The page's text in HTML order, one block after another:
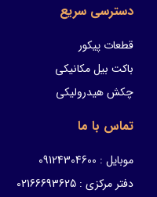
دسترسی سریع
قطعات پیکور
باکت بیل مکانیکی
چکش هیدرولیکی
تماس با ما
موبایل : 09124304600
دفتر مرکزی : 02166693625